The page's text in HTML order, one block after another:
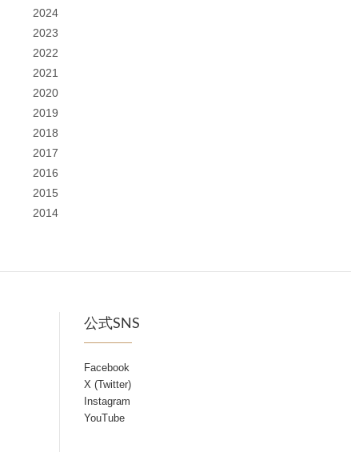
2024
2023
2022
2021
2020
2019
2018
2017
2016
2015
2014
公式SNS
Facebook
X (Twitter)
Instagram
YouTube